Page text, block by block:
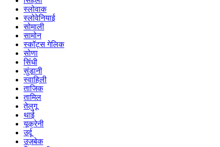
स्लोवाक
स्लोवेनियाई
सोमाली
सामोन
स्कॉट्स गेलिक
सोणा
सिंधी
सुंडानी
स्वाहिली
ताजिक
तामिल
तेलुगू
थाई
यूक्रेनी
उर्दू
उज़बेक